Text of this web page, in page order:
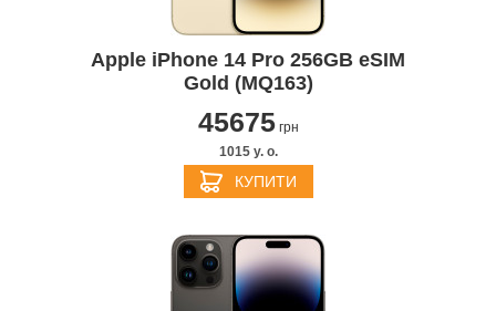
Apple iPhone 14 Pro 256GB eSIM
Gold (MQ163)
45675грн
1015 y. о.
КУПИТИ